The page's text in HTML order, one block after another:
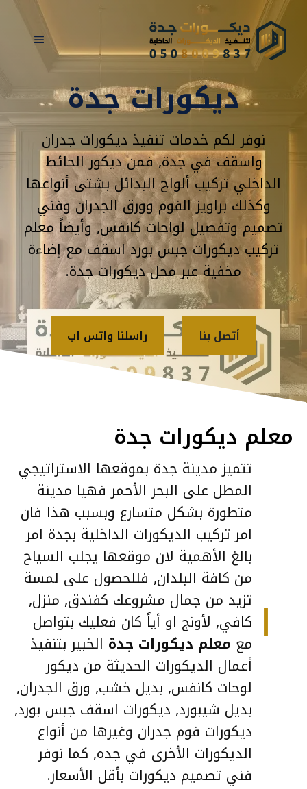
انتقل
إلى
المحتوى
القائمة
ديكورات جدة
نوفر لكم خدمات تنفيذ ديكورات جدران
واسقف في جدة, فمن ديكور الحائط
الداخلي تركيب ألواح البدائل بشتى أنواعها
وكذلك براويز الفوم وورق الجدران وفني
تصميم وتفصيل لواحات كانفس, وأيضاً معلم
تركيب ديكورات جبس بورد اسقف مع إضاءة
مخفية عبر محل ديكورات جدة.
أتصل بنا راسلنا واتس اب
معلم ديكورات جدة
تتميز مدينة جدة بموقعها الاستراتيجي
المطل على البحر الأحمر فهيا مدينة
متطورة بشكل متسارع وبسبب هذا فان
امر تركيب الديكورات الداخلية بجدة امر
بالغ الأهمية لان موقعها يجلب السياح
من كافة البلدان, فللحصول على لمسة
تزيد من جمال مشروعك كفندق, منزل,
كافي, لأونج او أياً كان فعليك بتواصل
مع معلم ديكورات جدة الخبير بتنفيذ
أعمال الديكورات الحديثة من ديكور
لوحات كانفس, بديل خشب, ورق الجدران,
بديل شيبورد, ديكورات اسقف جبس بورد,
ديكورات فوم جدران وغيرها من أنواع
الديكورات الأخرى في جده, كما نوفر
فني تصميم ديكورات بأقل الأسعار.